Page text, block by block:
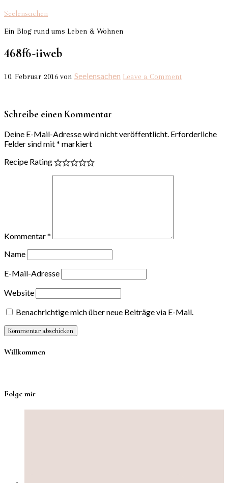
Seelensachen
Ein Blog rund ums Leben & Wohnen
468f6-iiweb
10. Februar 2016 von Seelensachen Leave a Comment
Schreibe einen Kommentar
Deine E-Mail-Adresse wird nicht veröffentlicht. Erforderliche
Felder sind mit* markiert
Recipe Rating
Kommentar*
Name
E-Mail-Adresse
Website
Benachrichtige mich über neue Beiträge via E-Mail.
Willkommen
Folge mir